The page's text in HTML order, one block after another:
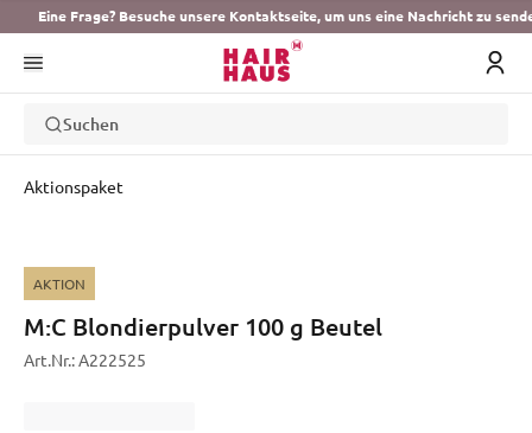
Eine Frage? Besuche unsere Kontaktseite, um uns eine Nachricht zu
Suchen
Aktionspaket
AKTION
M:C Blondierpulver 100 g Beutel
Art.Nr.:A222525